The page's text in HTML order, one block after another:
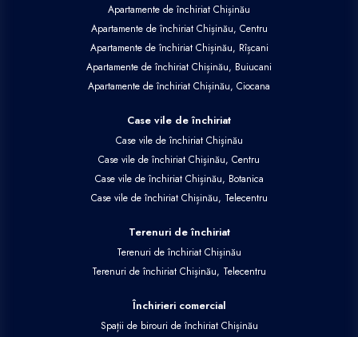
Apartamente de închiriat Chișinău
Apartamente de închiriat Chișinău, Centru
Apartamente de închiriat Chișinău, Rîșcani
Apartamente de închiriat Chișinău, Buiucani
Apartamente de închiriat Chișinău, Ciocana
Case vile de închiriat
Case vile de închiriat Chișinău
Case vile de închiriat Chișinău, Centru
Case vile de închiriat Chișinău, Botanica
Case vile de închiriat Chișinău, Telecentru
Terenuri de închiriat
Terenuri de închiriat Chișinău
Terenuri de închiriat Chișinău, Telecentru
Închirieri comercial
Spații de birouri de închiriat Chișinău